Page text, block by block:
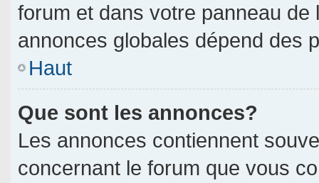
forum et dans votre panneau de
annonces globales dépend des
Haut
Que sont les annonces?
Les annonces contiennent
concernant le forum que vous